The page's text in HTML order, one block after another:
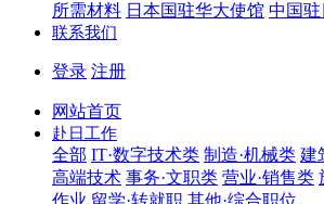
所需材料 日本国驻华大使馆 中国
联系我们
登录 注册
网站首页
赴日工作
全部 IT·数字技术类 制造·机械类 建
高端技术 事务·文职类 营业·销售类
作业 留学·转就职 其他·综合职位